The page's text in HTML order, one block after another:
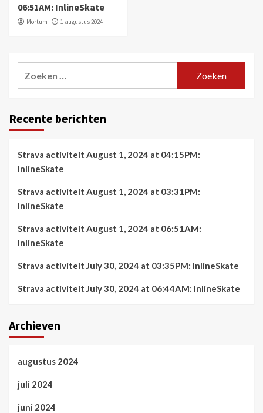
06:51AM: InlineSkate
Mortum 1 augustus 2024
Recente berichten
Strava activiteit August 1, 2024 at 04:15PM:
InlineSkate
Strava activiteit August 1, 2024 at 03:31PM:
InlineSkate
Strava activiteit August 1, 2024 at 06:51AM:
InlineSkate
Strava activiteit July 30, 2024 at 03:35PM: InlineSkate
Strava activiteit July 30, 2024 at 06:44AM: InlineSkate
Archieven
augustus 2024
juli 2024
juni 2024